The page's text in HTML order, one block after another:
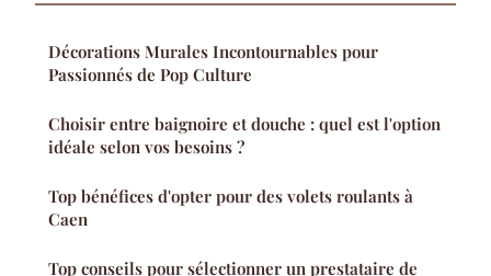
Décorations Murales Incontournables pour
Passionnés de Pop Culture
Choisir entre baignoire et douche : quel est l'option
idéale selon vos besoins ?
Top bénéfices d'opter pour des volets roulants à
Caen
Top conseils pour sélectionner un prestataire de